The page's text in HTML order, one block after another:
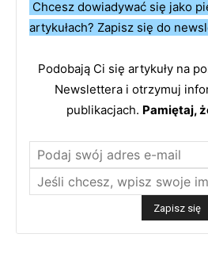
Chcesz dowiadywać się jako
artykułach? Zapisz się do
Podobają Ci się artykuły na
Newslettera i otrzymuj
publikacjach. Pamiętaj,